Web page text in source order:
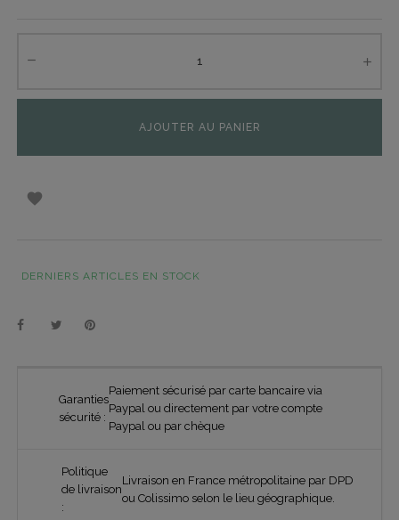
AJOUTER AU PANIER

DERNIERS ARTICLES EN STOCK
Garanties
sécurité :
Paiement sécurisé par carte bancaire via
Paypal ou directement par votre compte
Paypal ou par chèque
Politique
de livraison
:
Livraison en France métropolitaine par DPD
ou Colissimo selon le lieu géographique.